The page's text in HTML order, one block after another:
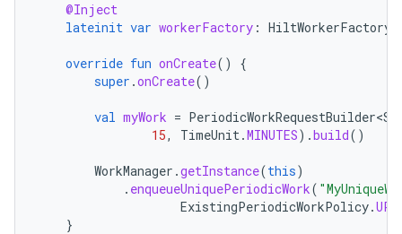
@Inject
lateinit var workerFactory : HiltWorkerFactory
override fun onCreate()
{
super .onCreate()
val myWork =
15, TimeUnit.MINUTES).build()
WorkManager .getInstance(this)
. enqueueUniquePeriodicWork(
ExistingPeriodicWorkPolicy.
}